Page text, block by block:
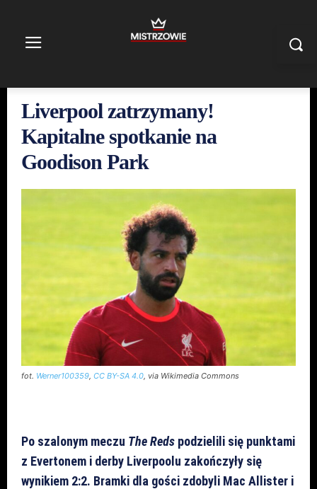
Liverpool zatrzymany!
Kapitalne spotkanie na
Goodison Park
fot. Werner100359, CC BY-SA 4.0, via Wikimedia Commons
Po szalonym meczu The Reds podzielili się punktami
z Evertonem i derby Liverpoolu zakończyły się
wynikiem 2:2. Bramki dla gości zdobyli Mac Allister i